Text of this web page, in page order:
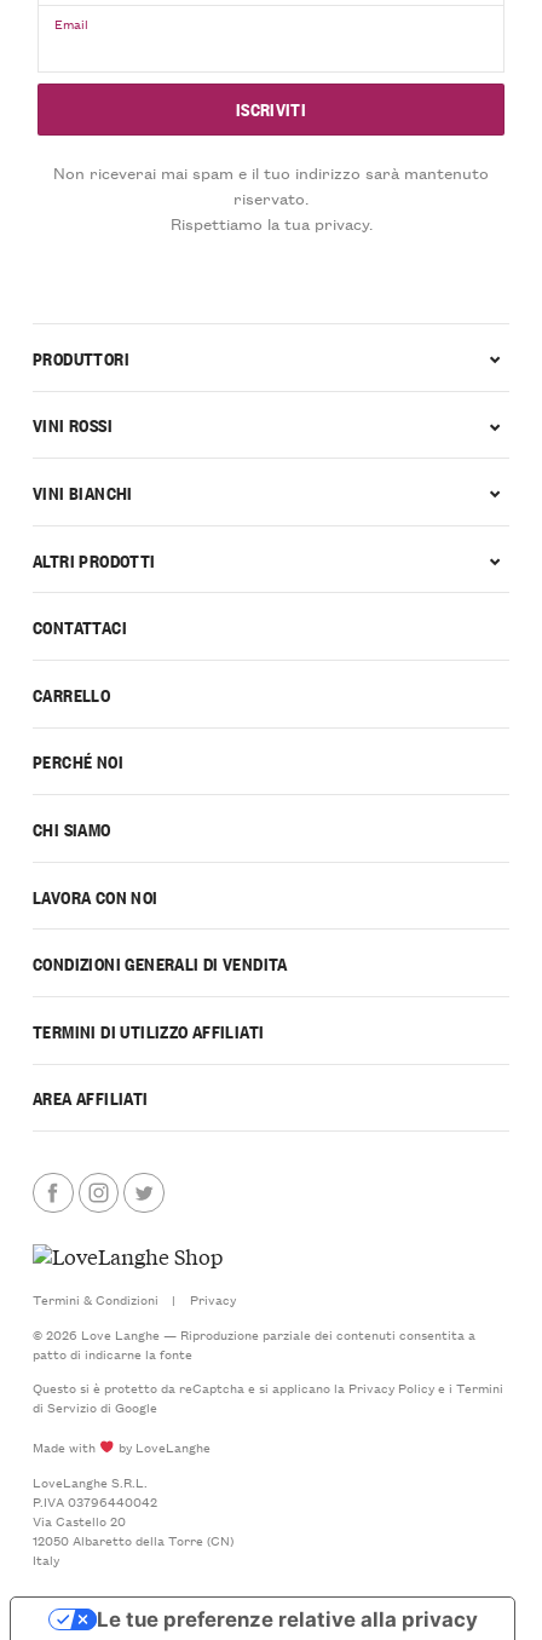
Email
Non riceverai mai spam e il tuo indirizzo sarà mantenuto
riservato.
Rispettiamo la tua privacy.
CONTATTACI
CARRELLO
PERCHÉ NOI
CHI SIAMO
LAVORA CON NOI
CONDIZIONI GENERALI DI VENDITA
TERMINI DI UTILIZZO AFFILIATI
AREA AFFILIATI
PRODUTTORI
VINI ROSSI
VINI BIANCHI
ALTRI PRODOTTI
Termini & Condizioni |
Privacy
© 2026 Love Langhe — Riproduzione parziale dei contenuti consentita a
patto di indicarne la fonte
Questo si è protetto da reCaptcha e si applicano la Privacy Policye i Termini
di Serviziodi Google
Made with
by LoveLanghe
LoveLanghe S.R.L.
P.IVA 03796440042
Via Castello 20
12050 Albaretto della Torre (CN)
Italy
Le tue preferenze relative alla privacy